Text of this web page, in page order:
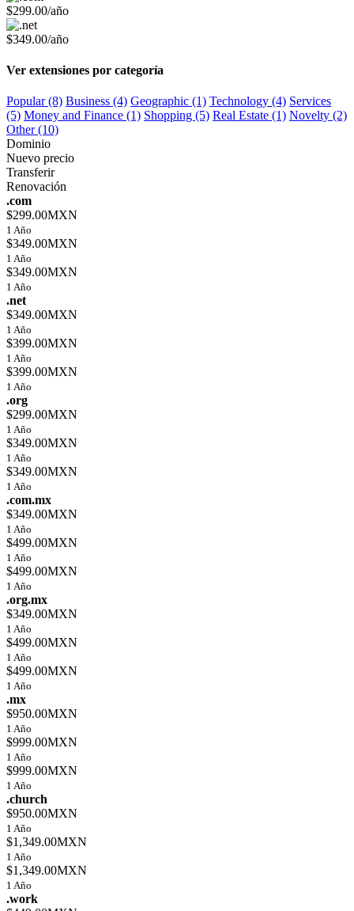
$299.00/año
$349.00/año
Ver extensiones por categoría
Popular (8) Business (4) Geographic (1) Technology (4) Services
(5) Money and Finance (1) Shopping (5) Real Estate (1) Novelty (2)
Other (10)
Dominio
Nuevo precio
Transferir
Renovación
.com
$299.00MXN
1 Año
$349.00MXN
1 Año
$349.00MXN
1 Año
.net
$349.00MXN
1 Año
$399.00MXN
1 Año
$399.00MXN
1 Año
.org
$299.00MXN
1 Año
$349.00MXN
1 Año
$349.00MXN
1 Año
.com.mx
$349.00MXN
1 Año
$499.00MXN
1 Año
$499.00MXN
1 Año
.org.mx
$349.00MXN
1 Año
$499.00MXN
1 Año
$499.00MXN
1 Año
.mx
$950.00MXN
1 Año
$999.00MXN
1 Año
$999.00MXN
1 Año
.church
$950.00MXN
1 Año
$1,349.00MXN
1 Año
$1,349.00MXN
1 Año
.work